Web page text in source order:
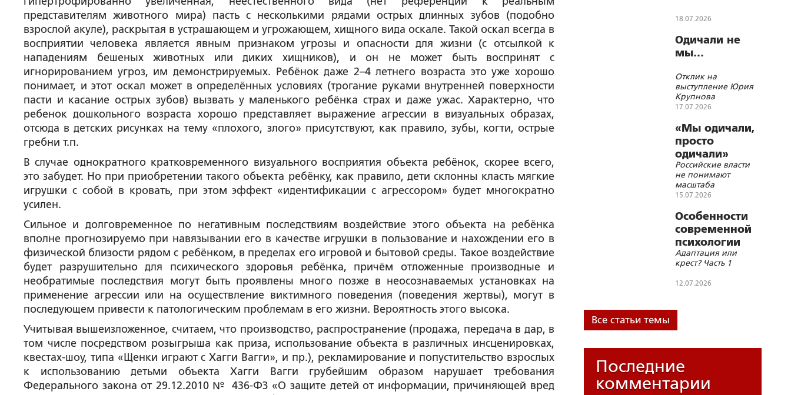
представителям животного мира) пасть с несколькими рядами острых длинных зубов (подобно
взрослой акуле), раскрытая в устрашающем и угрожающем, хищного вида оскале. Такой оскал всегда в
восприятии человека является явным признаком угрозы и опасности для жизни (с отсылкой к
нападениям бешеных животных или диких хищников), и он не может быть воспринят с
игнорированием угроз, им демонстрируемых. Ребёнок даже 2–4 летнего возраста это уже хорошо
понимает, и этот оскал может в определённых условиях (трогание руками внутренней поверхности
пасти и касание острых зубов) вызвать у маленького ребёнка страх и даже ужас. Характерно, что
ребенок дошкольного возраста хорошо представляет выражение агрессии в визуальных образах,
отсюда в детских рисунках на тему «плохого, злого» присутствуют, как правило, зубы, когти, острые
гребни т.п.
В случае однократного кратковременного визуального восприятия объекта ребёнок, скорее всего,
это забудет. Но при приобретении такого объекта ребёнку, как правило, дети склонны класть мягкие
игрушки с собой в кровать, при этом эффект «идентификации с агрессором» будет многократно
усилен.
Сильное и долговременное по негативным последствиям воздействие этого объекта на ребёнка
вполне прогнозируемо при навязывании его в качестве игрушки в пользование и нахождении его в
физической близости рядом с ребёнком, в пределах его игровой и бытовой среды. Такое воздействие
будет разрушительно для психического здоровья ребёнка, причём отложенные производные и
необратимые последствия могут быть проявлены много позже в неосознаваемых установках на
применение агрессии или на осуществление виктимного поведения (поведения жертвы), могут в
последующем привести к патологическим проблемам в его жизни. Вероятность этого высока.
Учитывая вышеизложенное, считаем, что производство, распространение (продажа, передача в дар, в
том числе посредством розыгрыша как приза, использование объекта в различных инсценировках,
квестах-шоу, типа «Щенки играют с Хагги Вагги», и пр.), рекламирование и попустительство взрослых
к использованию детьми объекта Хагги Вагги грубейшим образом нарушает требования
Федерального закона от 29.12.2010 № 436-ФЗ «О защите детей от информации, причиняющей вред
биоэтике
18.07.2026
Одичали не
мы…
Отклик на
выступление Юрия
Крупнова
17.07.2026
«Мы одичали,
просто
одичали»
Российские власти
не понимают
масштаба
демографической
15.07.2026
Особенности
современной
психологии
Адаптация или
крест? Часть 1
12.07.2026
Все статьи темы
Последние
комментарии